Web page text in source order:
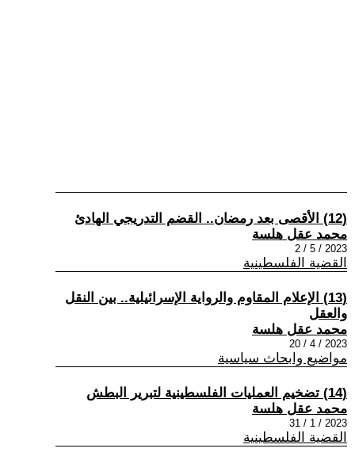
(12) الأقصى بعد رمضان.. القضم التدريجي الهادئ
محمد عقل هلسة
2023 / 5 / 2
القضية الفلسطينية
(13) الإعلام المقاوم والرواية الإسرائيلية.. بين النقل
والعقل
محمد عقل هلسة
2023 / 4 / 20
مواضيع وابحاث سياسية
(14) تضخيم العمليات الفلسطينية لتبرير البطش
محمد عقل هلسة
2023 / 1 / 31
القضية الفلسطينية